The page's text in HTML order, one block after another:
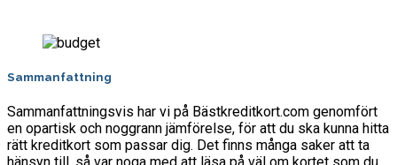
Sammanfattning
Sammanfattningsvis har vi på Bästkreditkort.com genomfört
en opartisk och noggrann jämförelse, för att du ska kunna hitta
rätt kreditkort som passar dig. Det finns många saker att ta